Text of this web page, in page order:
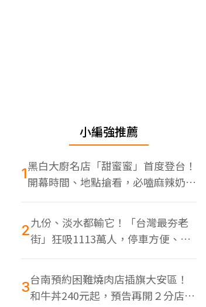
小編強推薦
1黑白大廚名店「甜蜜蜜」首度登台！
開幕時間、地點搶看，必嗑麻辣奶油
蝦
2九份、淡水都輸它！「台灣最夯老
街」狂吸1113萬人，停車方便、特
色美食多
3台南預約困難燒肉店插旗大安區！
和牛丼240元起，預告再開２分店、